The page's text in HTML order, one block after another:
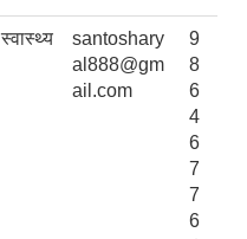
स्वास्थ्य
santoshary
al888@gm
ail.com
9
8
6
4
6
7
7
6